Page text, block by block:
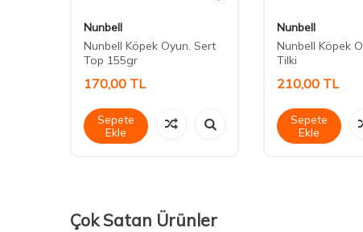
Nunbell
Nunbell Köpek Oyun. Sert
Top 155gr
170,00 TL
Sepete
Ekle
Nunbell
Nunbell Köpek
Tilki
210,00 TL
Sepete
Ekle
Çok Satan Ürünler